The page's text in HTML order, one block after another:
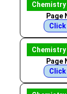
Chemistry
Page
Click
Chemistry
Page
Click